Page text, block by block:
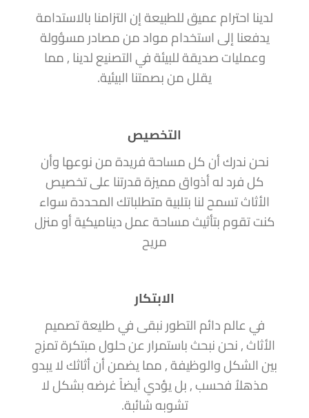
لدينا احترام عميق للطبيعة إن التزامنا بالاستدامة
يدفعنا إلى استخدام مواد من مصادر مسؤولة
وعمليات صديقة للبيئة في التصنيع لدينا , مما
يقلل من بصمتنا البيئية.
التخصيص
نحن ندرك أن كل مساحة فريدة من نوعها وأن
كل فرد له أذواق مميزة قدرتنا على تخصيص
الأثاث تسمح لنا بتلبية متطلباتك المحددة سواء
كنت تقوم بتأثيث مساحة عمل ديناميكية أو منزل
مريح
الابتكار
في عالم دائم التطور نبقى في طليعة تصميم
الأثاث , نحن نبحث باستمرار عن حلول مبتكرة تمزج
بين الشكل والوظيفة , مما يضمن أن أثاثك لا يبدو
مذهلاُ فحسب , بل يؤدي أيضاً غرضه بشكل لا
تشوبه شائبة.